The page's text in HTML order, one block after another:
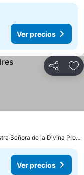
Ver precios
Compartir
a 2.3 km de: Nuestra Señora de la Divina Providencia
Ver precios